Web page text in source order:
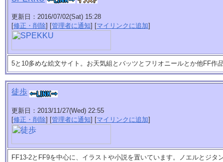
更新日：2016/07/02(Sat) 15:28
[修正・削除] [管理者に通知] [マイリンクに追加]
5と10多めな絵文サイト。お天気組とバッツとフリオニールとか他FF作
徒歩
更新日：2013/11/27(Wed) 22:55
[修正・削除] [管理者に通知] [マイリンクに追加]
FF13-2とFF9を中心に、イラストや小説を置いています。ノエルとジタ